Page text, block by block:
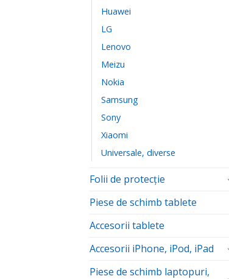
Huawei
LG
Lenovo
Meizu
Nokia
Samsung
Sony
Xiaomi
Universale, diverse
Folii de protecţie
Piese de schimb tablete
Accesorii tablete
Accesorii iPhone, iPod, iPad
Piese de schimb laptopuri,